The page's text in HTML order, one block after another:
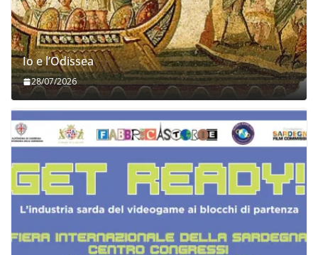
Io e l’Odissea
28/07/2026